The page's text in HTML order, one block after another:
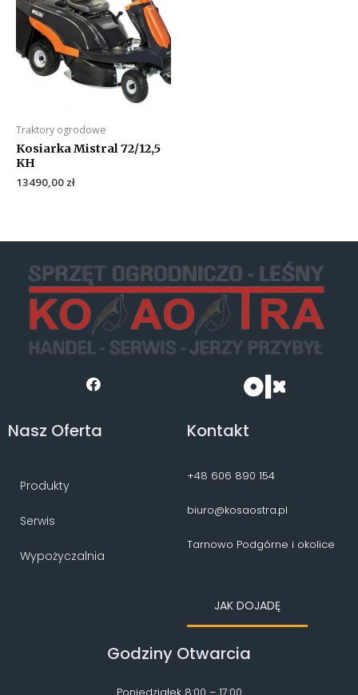
Traktory ogrodowe
Kosiarka Mistral 72/12,5
KH
13490,00 zł
Nasz Oferta
Produkty
Serwis
Wypożyczalnia
Kontakt
+48 606 890 154
biuro@kosaostra.pl
Tarnowo Podgórne i okolice
JAK DOJADĘ
Godziny Otwarcia